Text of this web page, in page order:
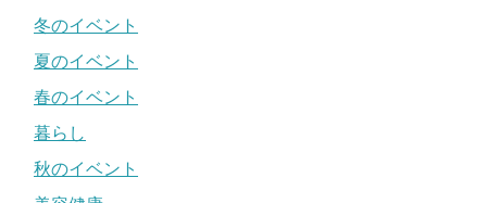
冬のイベント
夏のイベント
春のイベント
暮らし
秋のイベント